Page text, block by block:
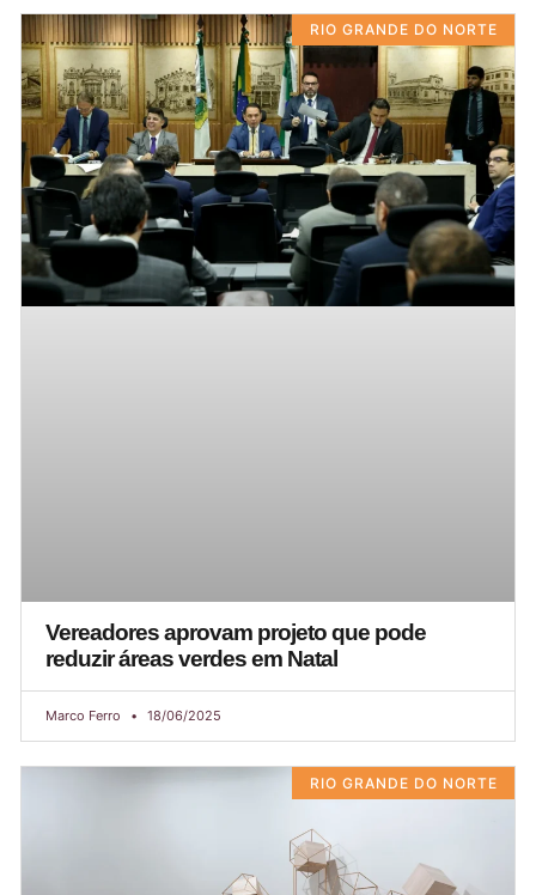
RIO GRANDE DO NORTE
Vereadores aprovam projeto que pode
reduzir áreas verdes em Natal
Marco Ferro 18/06/2025
RIO GRANDE DO NORTE